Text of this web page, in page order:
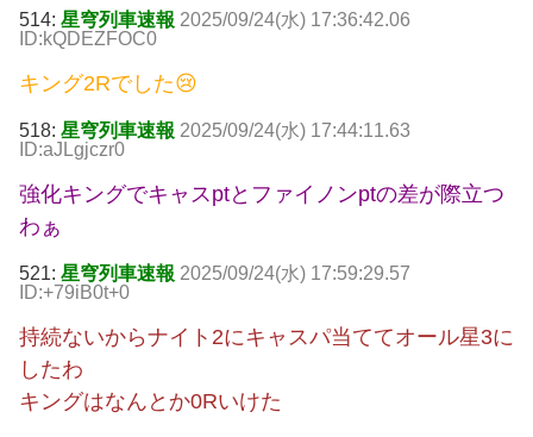
514: 星穹列車速報 2025/09/24(水) 17:36:42.06
ID:kQDEZFOC0
キング2Rでした😢
518: 星穹列車速報 2025/09/24(水) 17:44:11.63
ID:aJLgjczr0
強化キングでキャスptとファイノンptの差が際立つ
わぁ
521: 星穹列車速報 2025/09/24(水) 17:59:29.57
ID:+79iB0t+0
持続ないからナイト2にキャスパ当ててオール星3に
したわ
キングはなんとか0Rいけた